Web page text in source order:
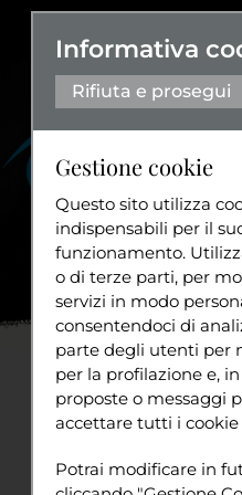
Organigramma
Statuto
Diventa
Sport
📜 Carta
perché
Informativa
Rifiuta e prosegui
Gestione cookie
Questo sito utilizza
indispensabili per il
funzionamento.
o di terze parti, per
servizi in modo
consentendoci di
parte degli utenti per
per la profilazione e,
proposte o messaggi
accettare tutti i
compaiono sulle
Potrai modificare in